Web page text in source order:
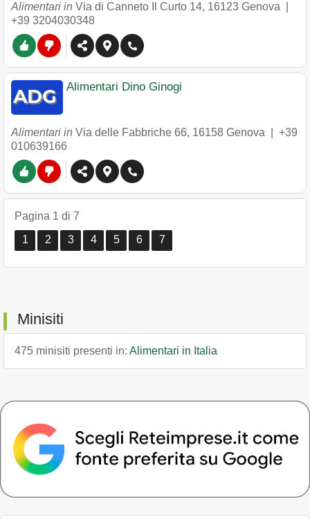
Alimentari in Via di Canneto Il Curto 14, 16123 Genova
+39 3204030348
Alimentari Dino Ginogi
Alimentari in Via delle Fabbriche 66, 16158 Genova
+39
010639166
Pagina 1 di 7
1
2 3 4 5 6 7
Minisiti
475 minisiti presenti in: Alimentari in Italia